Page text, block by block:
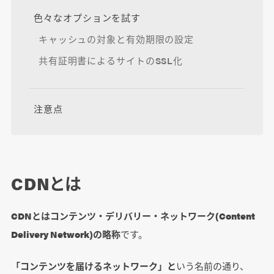
色々なオプションを試す
キャッシュの対象と有効期限の設定
共有証明書によるサイトのSSL化
注意点
CDNとは
CDNとはコンテンツ・デリバリー・ネットワーク(Content
Delivery Network)の略称です。
「コンテンツを届けるネットワーク」という名前の通り、